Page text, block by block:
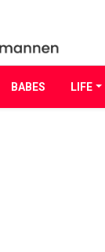
BABES LIFE